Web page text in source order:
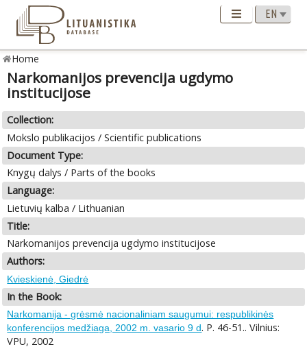
Home
Narkomanijos prevencija ugdymo
institucijose
Collection:
Mokslo publikacijos / Scientific publications
Document Type:
Knygų dalys / Parts of the books
Language:
Lietuvių kalba / Lithuanian
Title:
Narkomanijos prevencija ugdymo institucijose
Authors:
Kvieskienė, Giedrė
In the Book:
Narkomanija - grėsmė nacionaliniam saugumui: respublikinės
konferencijos medžiaga, 2002 m. vasario 9 d. P. 46-51.. Vilnius:
VPU, 2002